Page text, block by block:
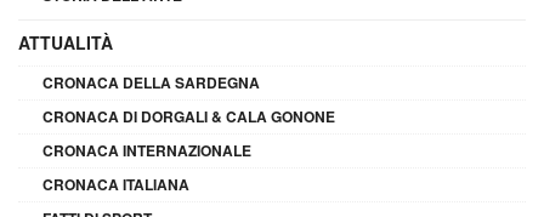
ATTUALITÀ
CRONACA DELLA SARDEGNA
CRONACA DI DORGALI & CALA GONONE
CRONACA INTERNAZIONALE
CRONACA ITALIANA